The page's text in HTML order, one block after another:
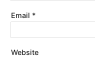
Email *
Website